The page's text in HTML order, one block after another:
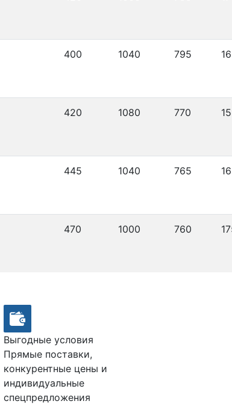
400 1040 795
420 1080 770
445 1040 765
470 1000 760
Выгодные условия
Прямые поставки,
конкурентные цены и
индивидуальные
спецпредложения